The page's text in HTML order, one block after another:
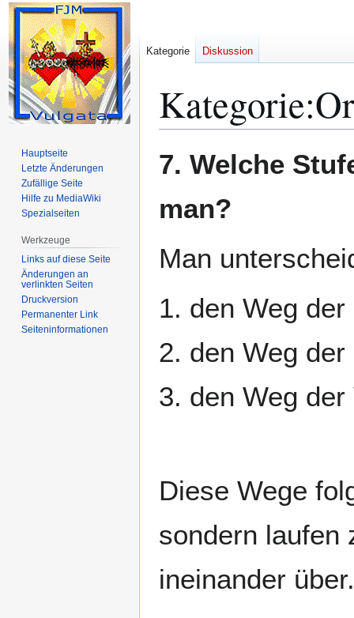
Kategorie:
Navigation
Suche
7. Welche
man?
Man
1. den Weg
2. den Weg
3. den Weg
Diese Wege
sondern laufen
ineinander über.
Kategorie Diskussion
Hauptseite
Letzte Änderungen
Zufällige Seite
Hilfe zu MediaWiki
Spezialseiten
Werkzeuge
Links auf diese Seite
Änderungen an
verlinkten Seiten
Druckversion
Permanenter Link
Seiten­­informationen